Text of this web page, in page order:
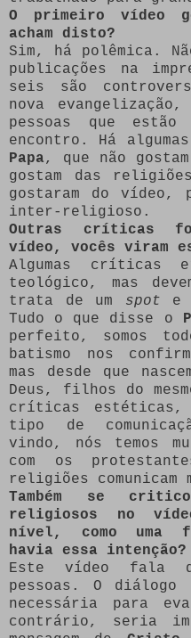
O primeiro vídeo
acham disto?
Sim, há polêmica.
publicações na
seis são
nova
pessoas que
encontro. Há
Papa, que não
gostam das
gostaram do vídeo,
inter-religioso.
Outras críticas
vídeo, vocês viram
Algumas críticas
teológico, mas
trata de um spot e
Tudo o que disse o
perfeito, somos
batismo nos
mas desde que
Deus, filhos do
críticas estéticas,
tipo de
vindo, nós temos
com os
religiões comunicam
Também se
religiosos no
nível, como uma
havia essa intenção?
Este vídeo fala
pessoas. O
necessária para
contrário, seria